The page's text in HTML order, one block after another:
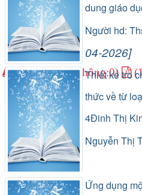
dung giáo
Người hd:
04-2026]
(0) (Lượt lưu thông:0)
Thiết kế trò
thức về từ
4Đinh Thị
Nguyễn Thị
(0) (Lượt lưu thông:0)
Ứng dụng